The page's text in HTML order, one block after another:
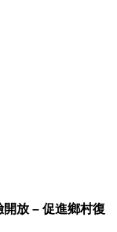
放 – 促進鄉村復